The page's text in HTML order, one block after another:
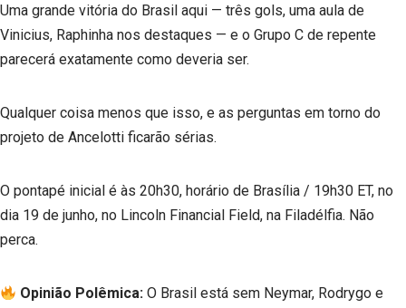
Uma grande vitória do Brasil aqui — três gols, uma aula de
Vinicius, Raphinha nos destaques — e o Grupo C de repente
parecerá exatamente como deveria ser.
Qualquer coisa menos que isso, e as perguntas em torno do
projeto de Ancelotti ficarão sérias.
O pontapé inicial é às 20h30, horário de Brasília / 19h30 ET, no
dia 19 de junho, no Lincoln Financial Field, na Filadélfia. Não
perca.
Opinião Polêmica: O Brasil está sem Neymar, Rodrygo e